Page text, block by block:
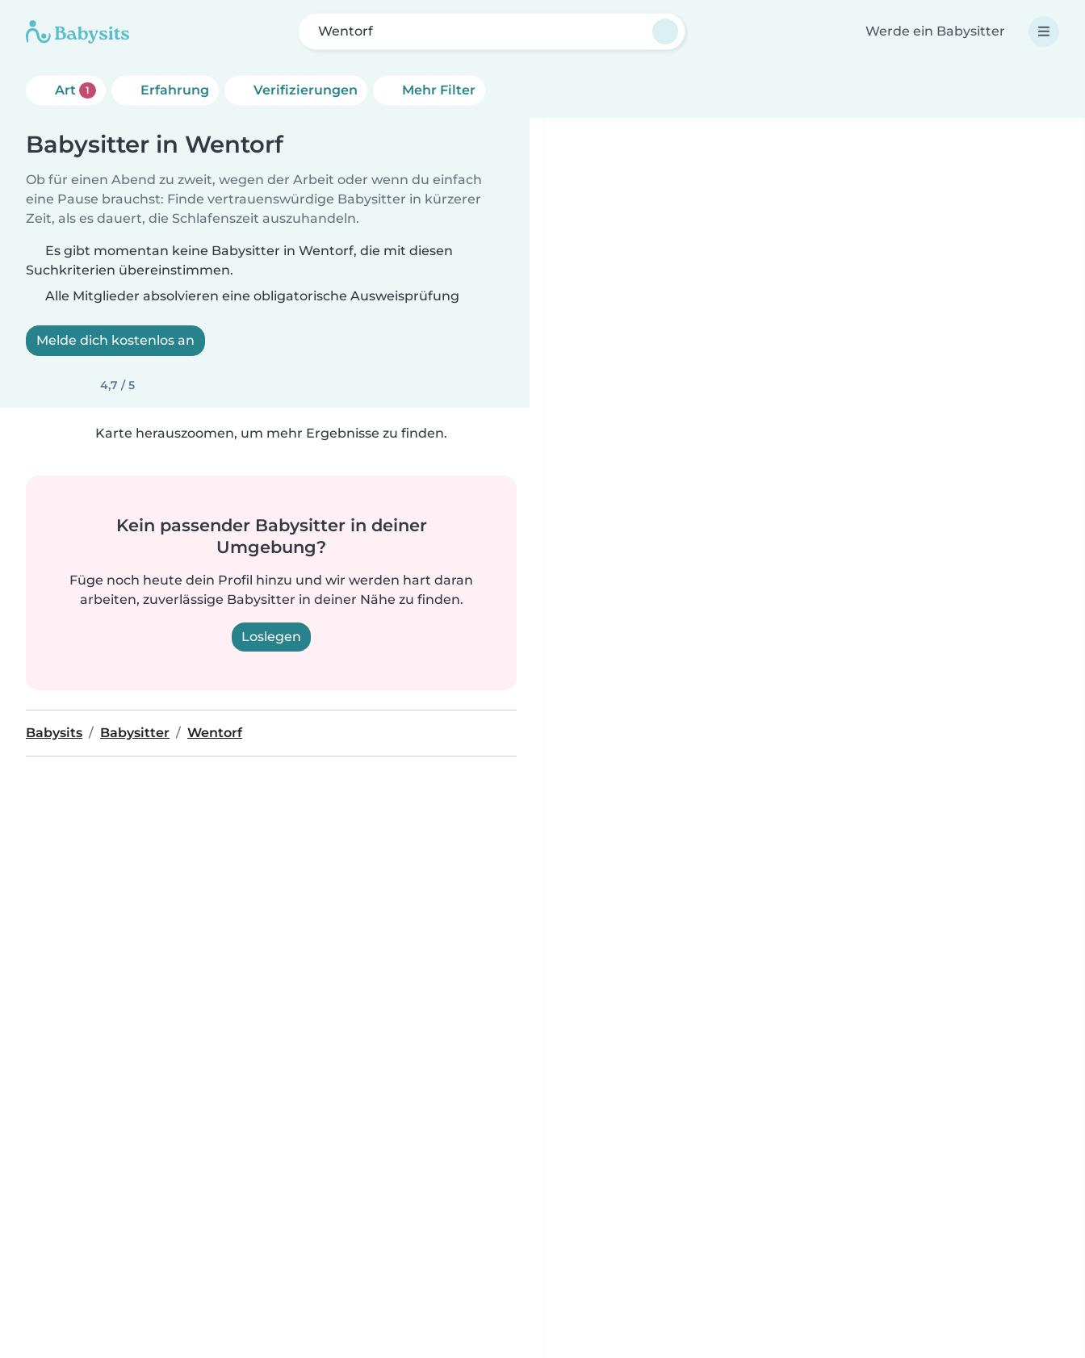
Wentorf Werde ein Babysitter
Art 1 Erfahrung Verifizierungen Mehr Filter
Babysitter in Wentorf
Ob für einen Abend zu zweit, wegen der Arbeit oder wenn du einfach
eine Pause brauchst: Finde vertrauenswürdige Babysitter in kürzerer
Zeit, als es dauert, die Schlafenszeit auszuhandeln.
Es gibt momentan keine Babysitter in Wentorf, die mit diesen
Suchkriterien übereinstimmen.
Alle Mitglieder absolvieren eine obligatorische Ausweisprüfung
Melde dich kostenlos an
4,7 / 5
Karte herauszoomen, um mehr Ergebnisse zu finden.
Kein passender Babysitter in deiner
Umgebung?
Füge noch heute dein Profil hinzu und wir werden hart daran
arbeiten, zuverlässige Babysitter in deiner Nähe zu finden.
Loslegen
Babysits Babysitter Wentorf